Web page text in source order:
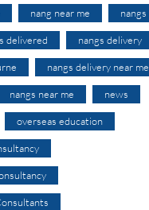
nang near me nangs
delivered nangs delivery
nangs delivery near me
nangs near me news
overseas education